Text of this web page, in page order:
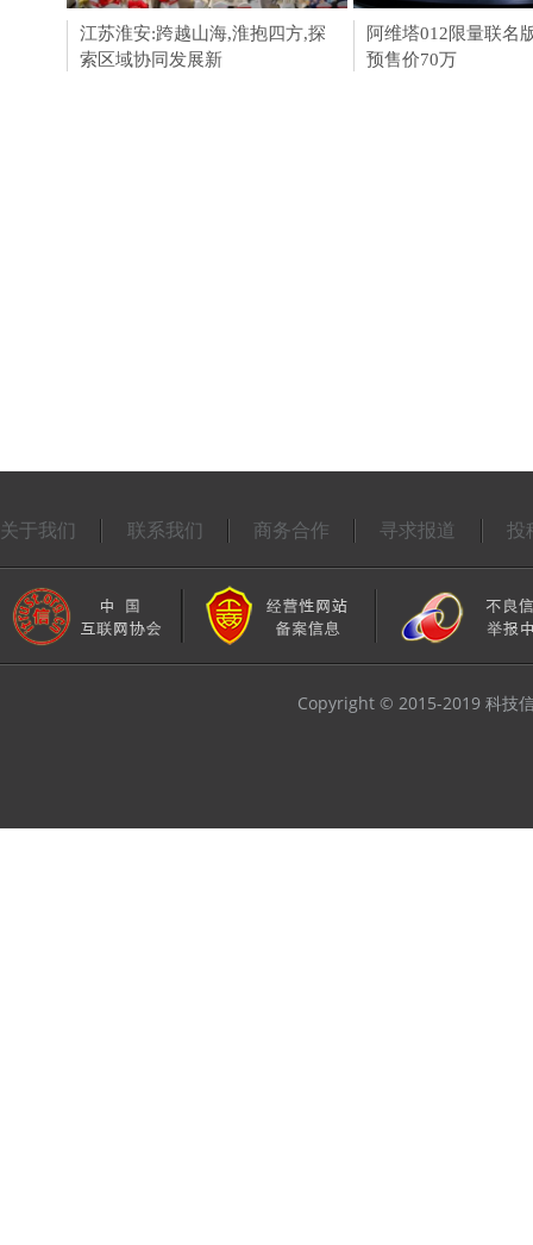
江苏淮安:跨越山海,淮抱四方,探
索区域协同发展新
淮安成功举办第四届
会211个签约项目 总
阿维塔012限量联名
预售价70万
关于我们 联系我们 商务合作 寻求报道 投
Copyright © 2015-2019 科技